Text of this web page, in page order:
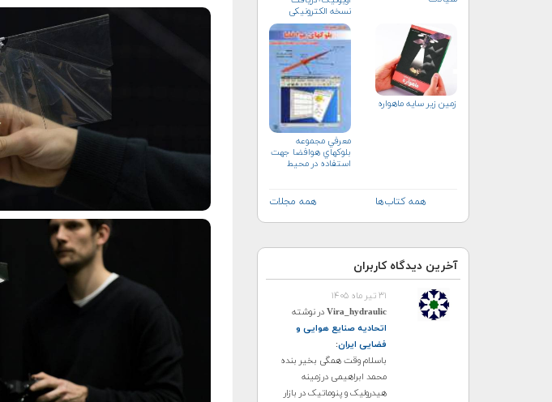
نسخه الکترونیکی
زمین زیر سایه ماهواره
معرفي مجموعه
بلوك‏هاي هوافضا جهت
استفاده در محيط
همه کتاب‌ها همه مجلات
آخرین دیدگاه کاربران
۳۱ تیر ماه ۱۴۰۵
Vira_hydraulicدر نوشته
اتحادیه صنایع هوایی و
فضایی ایران:
باسلام وقت همگی بخیر بنده
محمد ابراهیمی درزمینه
هیدرولیک و پنوماتیک در بازار